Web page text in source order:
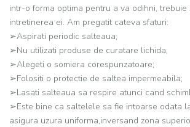
intr-o forma optima pentru a va odihni,
intretinerea ei. Am pregatit cateva sfaturi:
➢Aspirati periodic salteaua;
➢Nu utilizati produse de curatare lichida;
➢Alegeti o somiera corespunzatoare;
➢Folositi o protectie de saltea impermeabila;
➢Lasati salteaua sa respire atunci cand
➢Este bine ca saltelele sa fie intoarse odata
asigura uzura uniforma,inversand zona